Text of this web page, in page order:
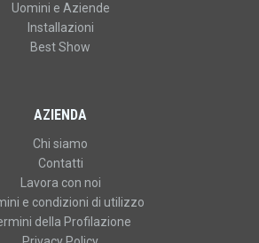
Uomini e Aziende
Installazioni
Best Show
AZIENDA
Chi siamo
Contatti
Lavora con noi
e condizioni di utilizzo
della Profilazione